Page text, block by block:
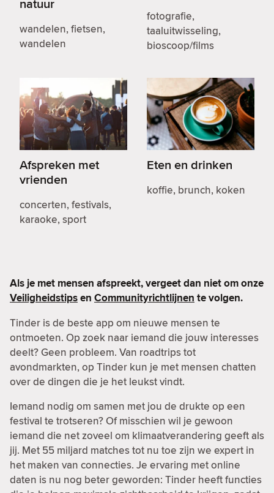
natuur
wandelen, fietsen,
wandelen
fotografie,
taaluitwisseling,
bioscoop/films
Afspreken met
vrienden
concerten, festivals,
karaoke, sport
Eten en drinken
koffie, brunch, koken
Als je met mensen afspreekt, vergeet dan niet om onze
Veiligheidstipsen Communityrichtlijnen te volgen.
Tinder is de beste app om nieuwe mensen te
ontmoeten. Op zoek naar iemand die jouw interesses
deelt? Geen probleem. Van roadtrips tot
avondmarkten, op Tinder kun je met mensen chatten
over de dingen die je het leukst vindt.
Iemand nodig om samen met jou de drukte op een
festival te trotseren? Of misschien wil je gewoon
iemand die net zoveel om klimaatverandering geeft als
jij. Met 55 miljard matches tot nu toe zijn we expert in
het maken van connecties. Je ervaring met online
daten is nu nog beter geworden: Tinder heeft functies